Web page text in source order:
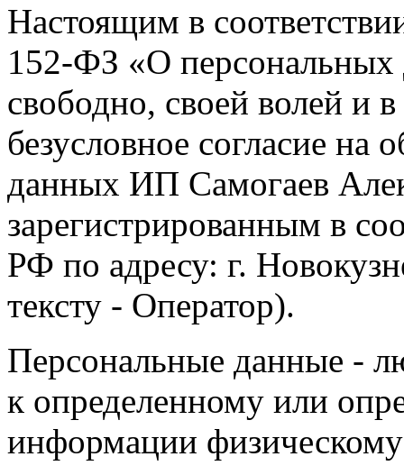
Настоящим в
152-ФЗ «О персональных
свободно, своей волей и
безусловное согласие на
данных ИП Самогаев
зарегистрированным в
РФ по адресу: г.
тексту - Оператор).
Персональные данные -
к определенному или
информации